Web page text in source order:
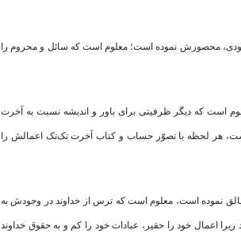
محصورش نموده است؛ معلوم است که سائل و محروم را
است که دیگر ظرفیتی برای باور و اندیشه نسبت به آخرت
هر لحظه با تصوّر حساب و کتاب آخرت تک‌تک اعمالش را
نموده است، معلوم است که ترس از خداوند در وجودش به
اعمال خود را حقیر، عبادات خود را کم و به حقوق خداوند